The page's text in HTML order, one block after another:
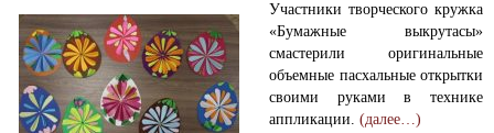
Участники творческого кружка
«Бумажные выкрутасы»
смастерили оригинальные
объемные пасхальные открытки
своими руками в технике
аппликации.(далее…)